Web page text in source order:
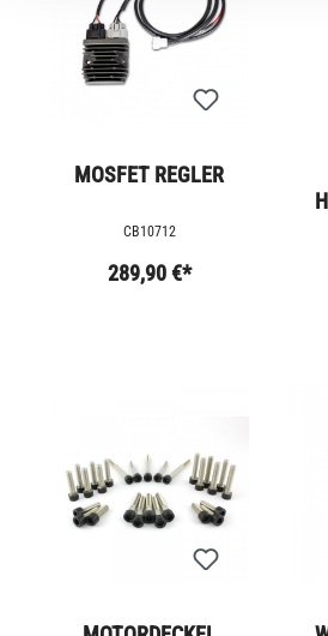
MOSFET REGLER
CB10712
289,90 €*